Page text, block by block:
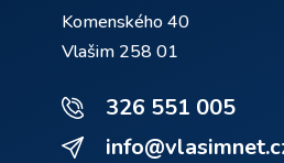
Komenského 40
Vlašim 258 01
326 551 005